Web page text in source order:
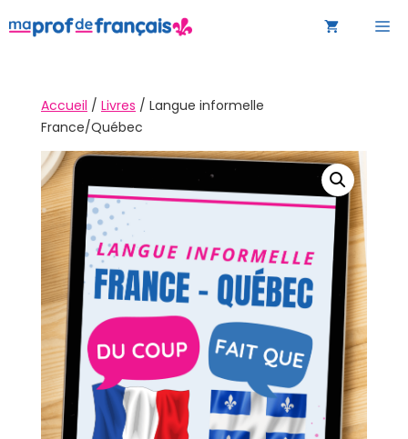
au
Accueil / Livres / Langue informelle
France/Québec